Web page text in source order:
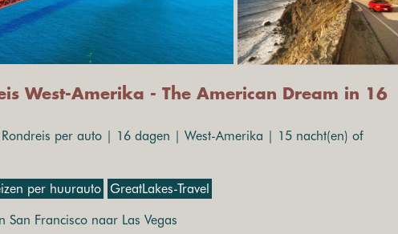
West-Amerika - The American Dream in 16
Rondreis per auto | 16 dagen | West-Amerika | 15 nacht(en) of
per huurauto GreatLakes-Travel
San Francisco naar Las Vegas